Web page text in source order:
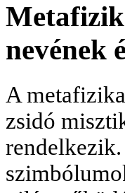
nevének
A
zsidó